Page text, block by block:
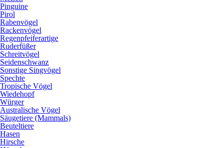
Pinguine
Pirol
Rabenvögel
Rackenvögel
Regenpfeiferartige
Ruderfüßer
Schreitvögel
Seidenschwanz
Sonstige Singvögel
Spechte
Tropische Vögel
Wiedehopf
Würger
Australische Vögel
Säugetiere (Mammals)
Beuteltiere
Hasen
Hirsche